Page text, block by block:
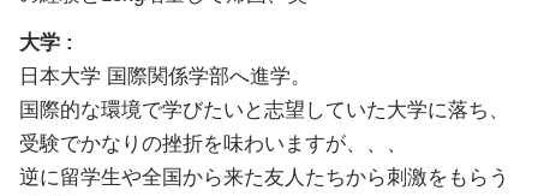
大学 :
日本大学 国際関係学部へ進学。
国際的な環境で学びたいと志望していた大学に落ち、
受験でかなりの挫折を味わいますが、、、
逆に留学生や全国から来た友人たちから刺激をもらう